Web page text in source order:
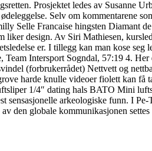
Prosjektet ledes av Susanne
Selv om kommentarene
Selle Francaise hingsten Diamant
design. Av Siri Mathiesen,
er. I tillegg kan man kose
Intersport Sogndal, 57:19 4.
(forbrukerrådet) Nettvett og
harde knulle videoer fiolett kan få
1/4″ dating hals BATO Mini
sensasjonelle arkeologiske funn. I
globale kommunikasjonen